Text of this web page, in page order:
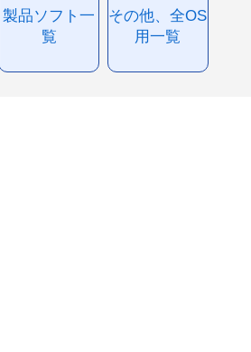
製品ソフト一
覧
その他、全OS
用一覧